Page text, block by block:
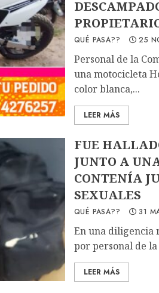
QUÉ PASA?? 25
Personal de la
una motocicleta
color blanca,...
LEER MÁS
FUE
JUNTO A
CONTENÍA
SEXUALES
QUÉ PASA?? 31
En una diligencia
por personal de
LEER MÁS